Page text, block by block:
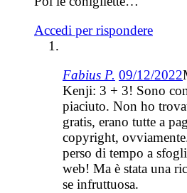
Accedi per rispondere
Fabius P. 09/12/2022
Kenji: 3 + 3! Sono
piaciuto. Non ho
gratis, erano tutte a
copyright,
perso di tempo a
web! Ma è stata una
se infruttuosa.